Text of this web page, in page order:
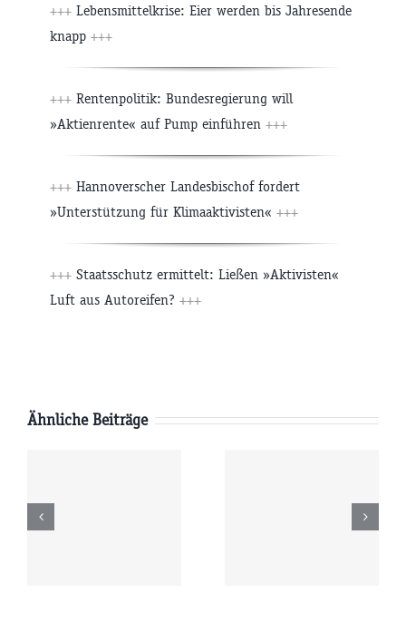
+++ Lebensmittelkrise: Eier werden bis Jahresende
knapp +++
+++ Rentenpolitik: Bundesregierung will
»Aktienrente« auf Pump einführen +++
+++ Hannoverscher Landesbischof fordert
»Unterstützung für Klimaaktivisten« +++
+++ Staatsschutz ermittelt: Ließen »Aktivisten«
Luft aus Autoreifen? +++
Ähnliche Beiträge
Donnerstag
06.08.2026